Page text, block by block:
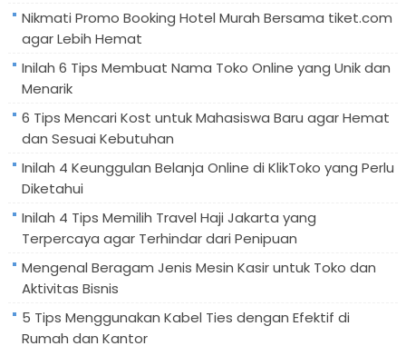
Nikmati Promo Booking Hotel Murah Bersama tiket.com
agar Lebih Hemat
Inilah 6 Tips Membuat Nama Toko Online yang Unik dan
Menarik
6 Tips Mencari Kost untuk Mahasiswa Baru agar Hemat
dan Sesuai Kebutuhan
Inilah 4 Keunggulan Belanja Online di KlikToko yang Perlu
Diketahui
Inilah 4 Tips Memilih Travel Haji Jakarta yang
Terpercaya agar Terhindar dari Penipuan
Mengenal Beragam Jenis Mesin Kasir untuk Toko dan
Aktivitas Bisnis
5 Tips Menggunakan Kabel Ties dengan Efektif di
Rumah dan Kantor